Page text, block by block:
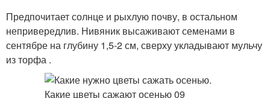
Предпочитает солнце и рыхлую почву, в остальном
непривередлив. Нивяник высаживают семенами в
сентябре на глубину 1,5-2 см, сверху укладывают мульчу
из торфа .